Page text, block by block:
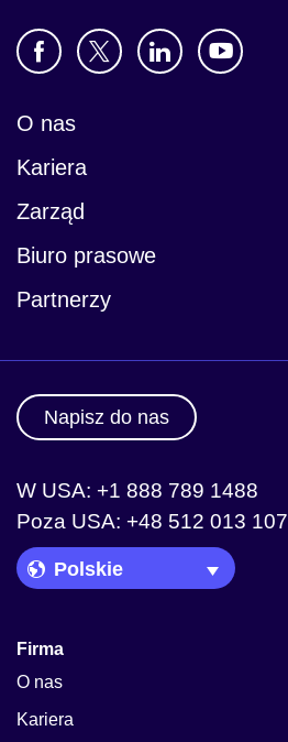
O nas
Kariera
Zarząd
Biuro prasowe
Partnerzy
Napisz do nas
W USA: +1 888 789 1488
Poza USA: +48 512 013 107
Language Picker
Firma
O nas
Kariera